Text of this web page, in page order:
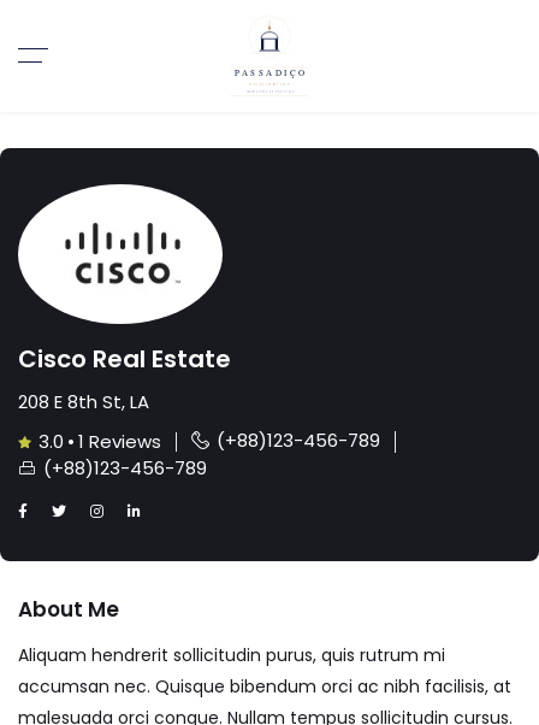
Cisco Real Estate
208 E 8th St, LA
3.0 •1 Reviews
(+88)123-456-789
(+88)123-456-789
About Me
Aliquam hendrerit sollicitudin purus, quis rutrum mi
accumsan nec. Quisque bibendum orci ac nibh facilisis, at
malesuada orci congue. Nullam tempus sollicitudin cursus.